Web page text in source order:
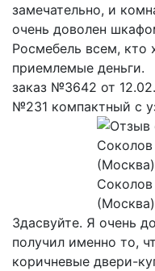
замечательно, и
очень доволен
Росмебель всем, кто
приемлемые деньги.
заказ №3642 от
№231 компактный с
(Москва)
Здасвуйте. Я очень
получил именно то,
коричневые двери-